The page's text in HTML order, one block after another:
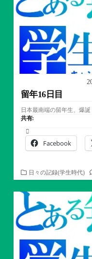
留年16日目
日本最南端の留年生、爆誕
共有:
Facebook
カ
テ
ゴ
ー
日々の記録(学生時代)